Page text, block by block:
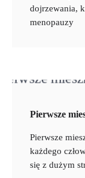
dojrzewania,
menopauzy
Pierwsze
Pierwsze
każdego
się z dużym